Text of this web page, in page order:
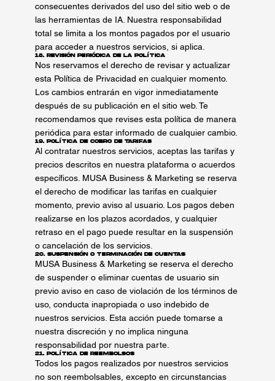
consecuentes derivados del uso del sitio web o de
las herramientas de IA. Nuestra responsabilidad
total se limita a los montos pagados por el usuario
para acceder a nuestros servicios, si aplica.
18. Revisión Periódica de la Política
Nos reservamos el derecho de revisar y actualizar
esta Política de Privacidad en cualquier momento.
Los cambios entrarán en vigor inmediatamente
después de su publicación en el sitio web. Te
recomendamos que revises esta política de manera
periódica para estar informado de cualquier cambio.
19. Política de Cobro de Tarifas
Al contratar nuestros servicios, aceptas las tarifas y
precios descritos en nuestra plataforma o acuerdos
específicos. MUSA Business & Marketing se reserva
el derecho de modificar las tarifas en cualquier
momento, previo aviso al usuario. Los pagos deben
realizarse en los plazos acordados, y cualquier
retraso en el pago puede resultar en la suspensión
o cancelación de los servicios.
20. Suspensión o Terminación de Cuentas
MUSA Business & Marketing se reserva el derecho
de suspender o eliminar cuentas de usuario sin
previo aviso en caso de violación de los términos de
uso, conducta inapropiada o uso indebido de
nuestros servicios. Esta acción puede tomarse a
nuestra discreción y no implica ninguna
responsabilidad por nuestra parte.
21. Política de Reembolsos
Todos los pagos realizados por nuestros servicios
no son reembolsables, excepto en circunstancias